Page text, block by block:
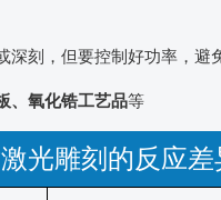
刻，但要控制好功率，避
、氧化锆工艺品等
光雕刻的反应差